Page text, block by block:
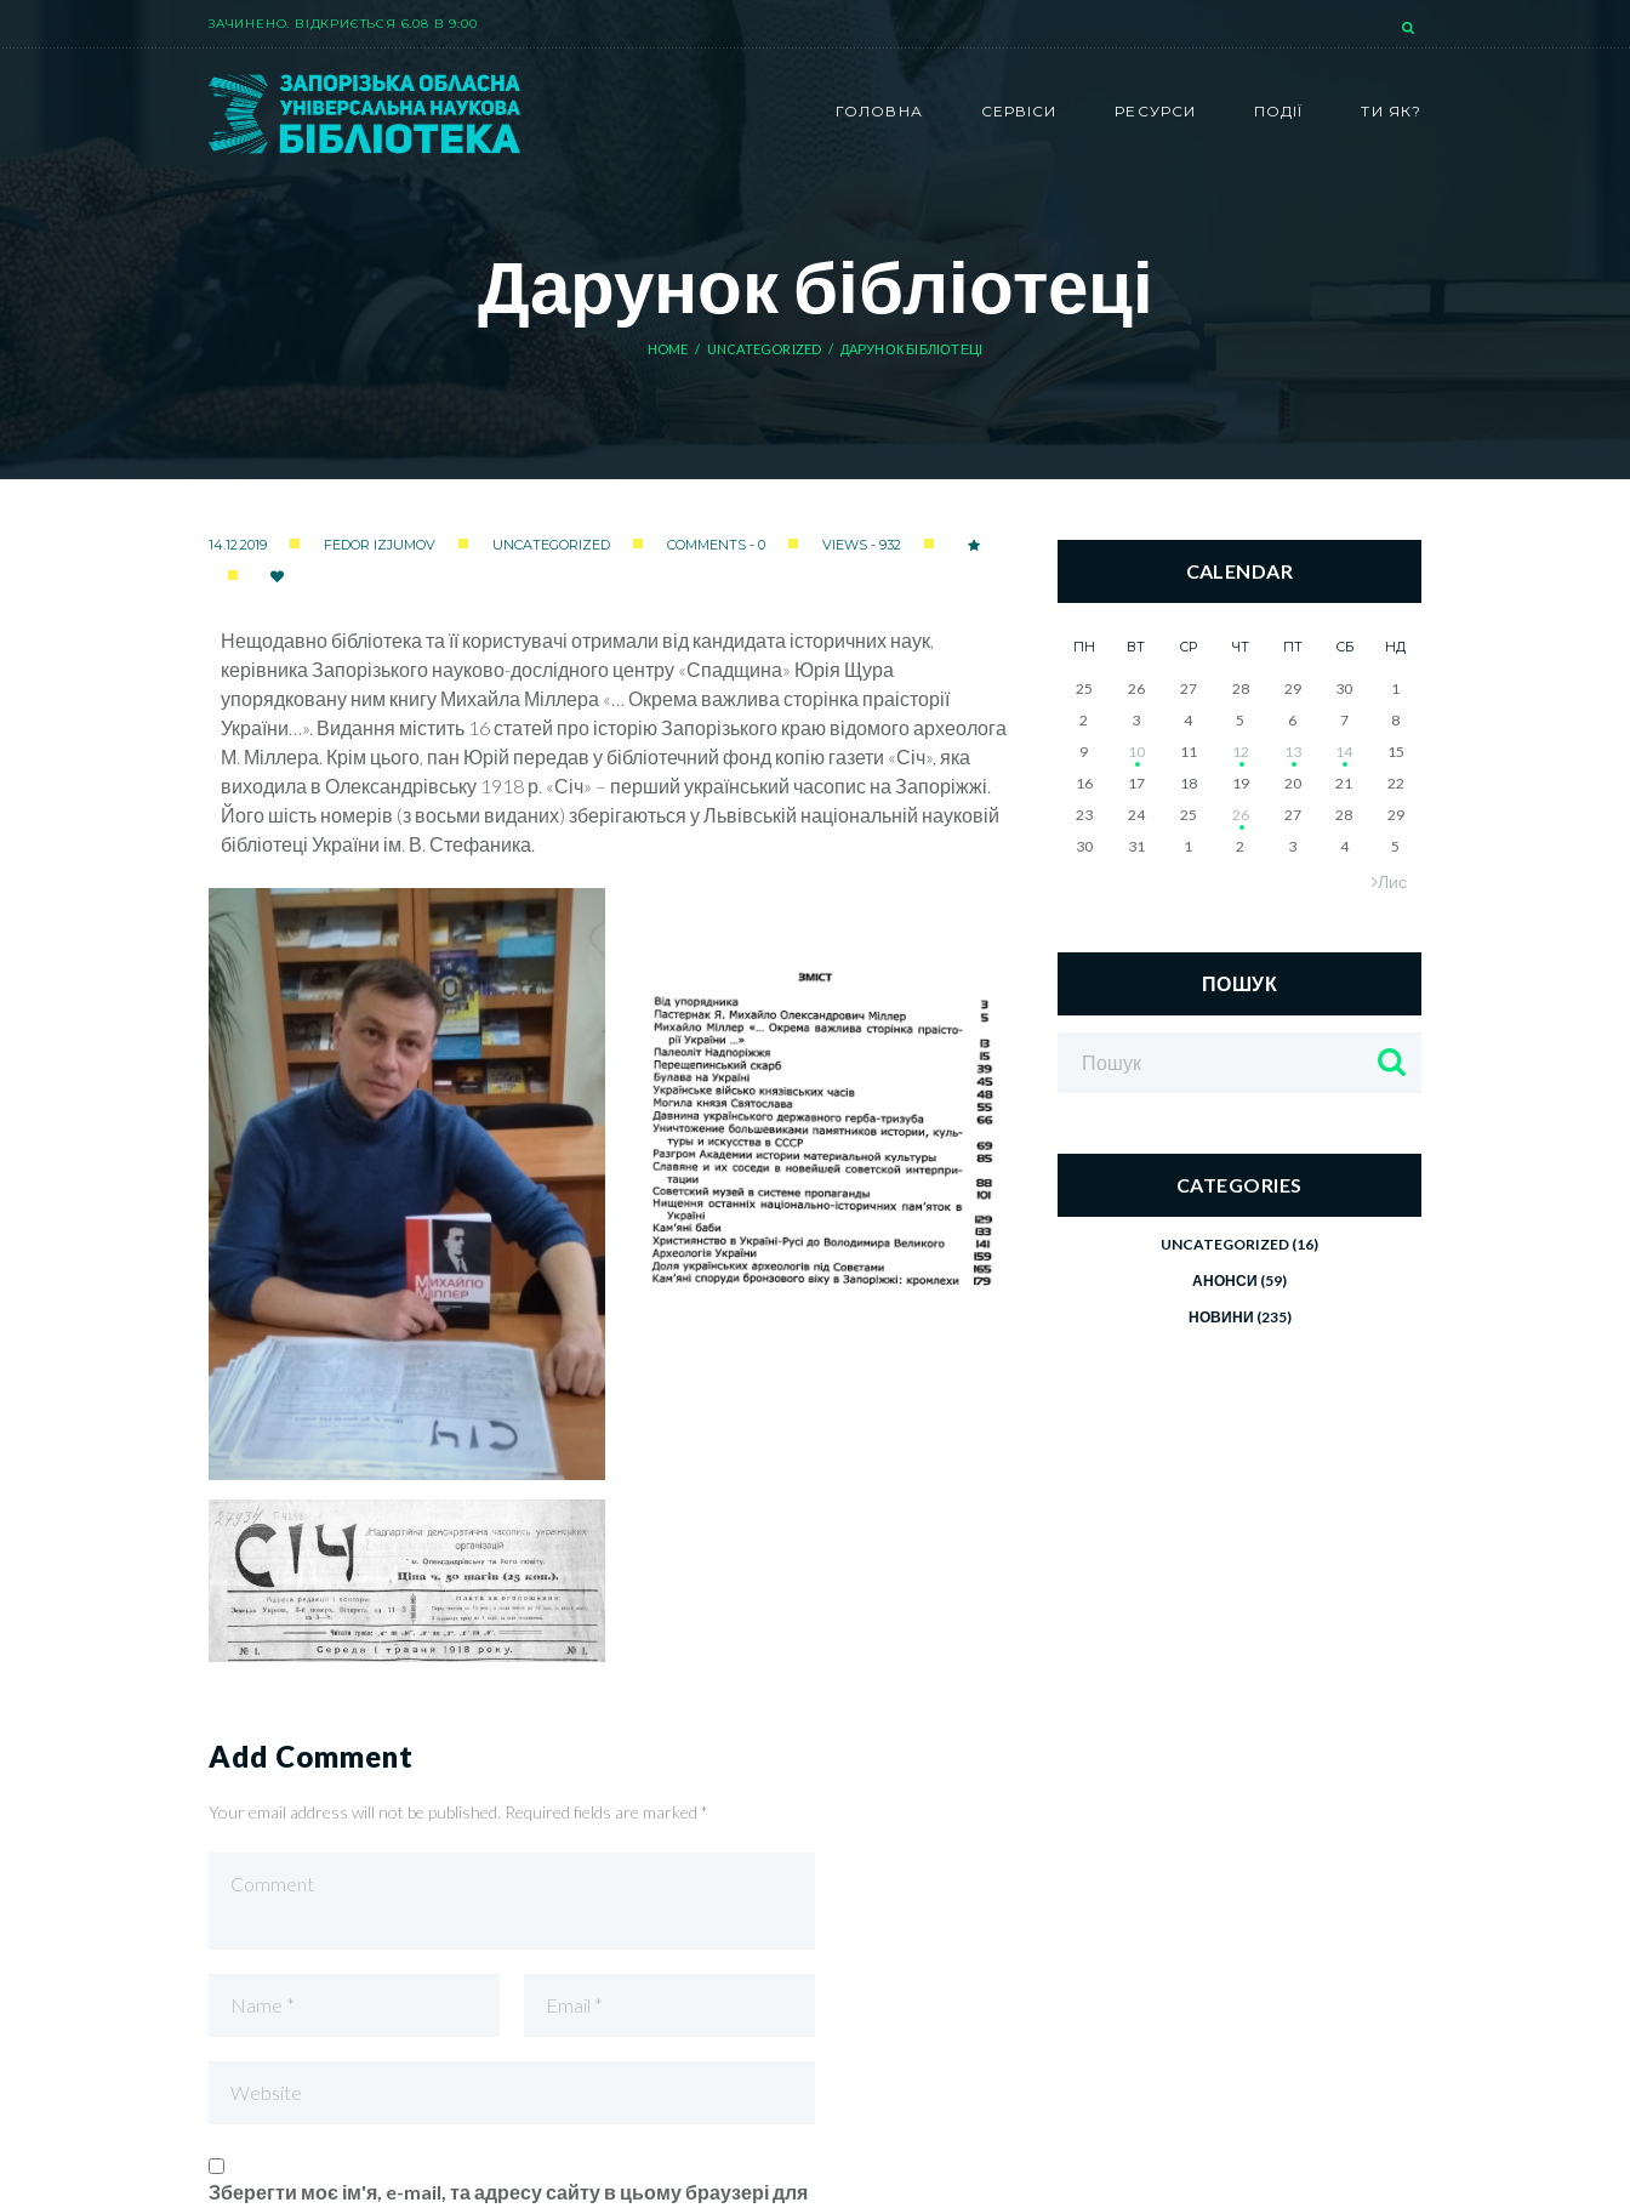
ЗАЧИНЕНО. ВIДКРИЄТЬСЯ 6.08 В 9:00
ГОЛОВНА СЕРВІСИ РЕСУРСИ ПОДІЇ ТИ ЯК?
Дарунок бібліотеці
HOME UNCATEGORIZED ДАРУНОК БІБЛІОТЕЦІ
14.12.2019 FEDOR IZJUMOV UNCATEGORIZED COMMENTS - 0 VIEWS - 932
Нещодавно бібліотека та її користувачі отримали від кандидата історичних наук,
керівника Запорізького науково-дослідного центру «Спадщина» Юрія Щура
упорядковану ним книгу Михайла Міллера «… Окрема важлива сторінка праісторії
України…». Видання містить 16 статей про історію Запорізького краю відомого археолога
М. Міллера. Крім цього, пан Юрій передав у бібліотечний фонд копію газети «Січ», яка
виходила в Олександрівську 1918 р. «Січ» – перший український часопис на Запоріжжі.
Його шість номерів (з восьми виданих) зберігаються у Львівській національній науковій
бібліотеці України ім. В. Стефаника.
Add Comment
Your email address will not be published. Required fields are marked *
Зберегти моє ім'я, e-mail, та адресу сайту в цьому браузері для
CALENDAR
ПН ВТ СР ЧТ ПТ СБ НД
25 26 27 28 29 30
1
2
3 4 5 6 7
8
9
10 11 12 13 14
15
16
17 18 19 20 21
22
23
24 25 26 27 28
29
30
31 1 2 3 4 5
Лис
ПОШУК
CATEGORIES
UNCATEGORIZED (16)
АНОНСИ (59)
НОВИНИ (235)